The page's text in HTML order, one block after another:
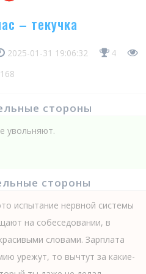
– текучка
2025-01-31 19:06:32
4
стороны
увольняют.
стороны
испытание нервной системы
на собеседовании, в
словами. Зарплата
урежут, то вычтут за какие-